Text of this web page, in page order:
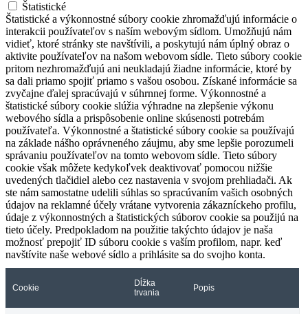
Štatistické
Štatistické a výkonnostné súbory cookie zhromažďujú informácie o
interakcii používateľov s naším webovým sídlom. Umožňujú nám
vidieť, ktoré stránky ste navštívili, a poskytujú nám úplný obraz o
aktivite používateľov na našom webovom sídle. Tieto súbory cookie
pritom nezhromažďujú ani neukladajú žiadne informácie, ktoré by
sa dali priamo spojiť priamo s vašou osobou. Získané informácie sa
zvyčajne ďalej spracúvajú v súhrnnej forme. Výkonnostné a
štatistické súbory cookie slúžia výhradne na zlepšenie výkonu
webového sídla a prispôsobenie online skúsenosti potrebám
používateľa. Výkonnostné a štatistické súbory cookie sa používajú
na základe nášho oprávneného záujmu, aby sme lepšie porozumeli
správaniu používateľov na tomto webovom sídle. Tieto súbory
cookie však môžete kedykoľvek deaktivovať pomocou nižšie
uvedených tlačidiel alebo cez nastavenia v svojom prehliadači. Ak
ste nám samostatne udelili súhlas so spracúvaním vašich osobných
údajov na reklamné účely vrátane vytvorenia zákazníckeho profilu,
údaje z výkonnostných a štatistických súborov cookie sa použijú na
tieto účely. Predpokladom na použitie takýchto údajov je naša
možnosť prepojiť ID súboru cookie s vaším profilom, napr. keď
navštívite naše webové sídlo a prihlásite sa do svojho konta.
Cookie
Dĺžka
trvania
Popis